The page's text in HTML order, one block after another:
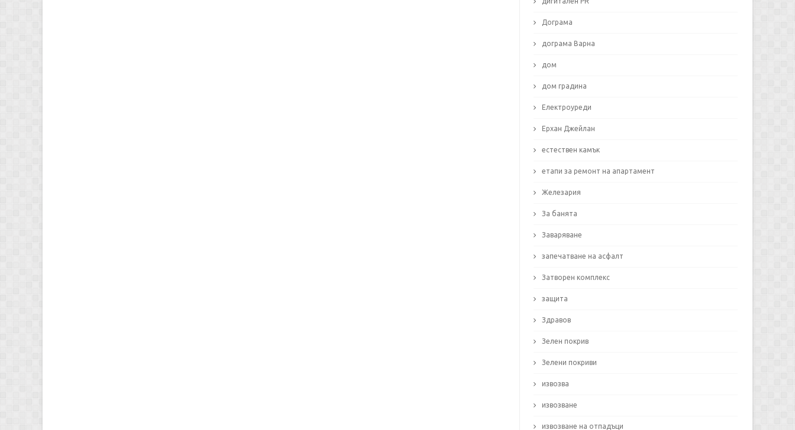
Дограма
дограма Варна
дом
дом градина
Електроуреди
Ерхан Джейлан
естествен камък
етапи за ремонт на апартамент
Железария
За банята
Заваряване
запечатване на асфалт
Затворен комплекс
защита
Здравов
Зелен покрив
Зелени покриви
извозва
извозване
извозване на отпадъци